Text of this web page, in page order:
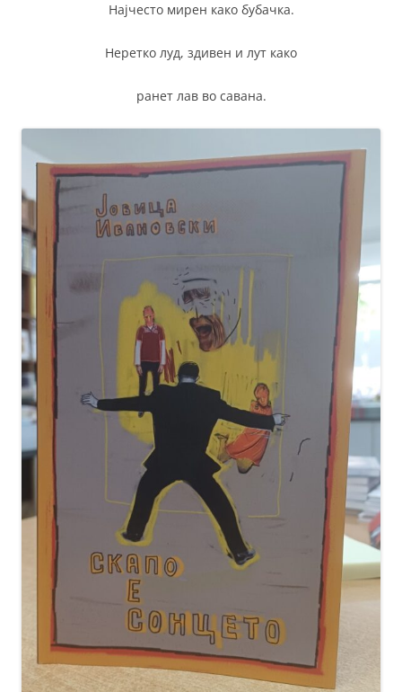
Најчесто мирен како бубачка.
Неретко луд, здивен и лут како
ранет лав во савана.